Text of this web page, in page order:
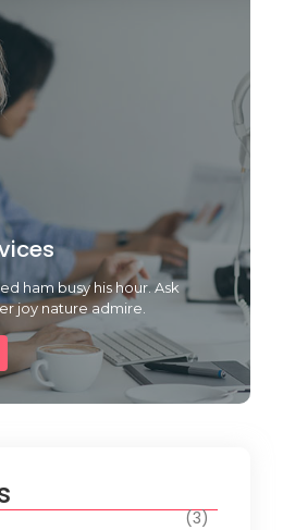
ham busy his hour. Ask
joy nature admire.
(3)